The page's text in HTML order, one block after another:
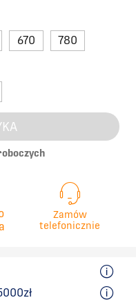
670 780
Zamów
telefonicznie